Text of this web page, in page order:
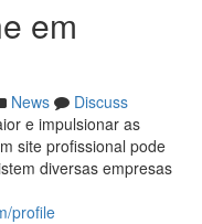
em
News
Discuss
e impulsionar as
site profissional pode
diversas empresas
profile